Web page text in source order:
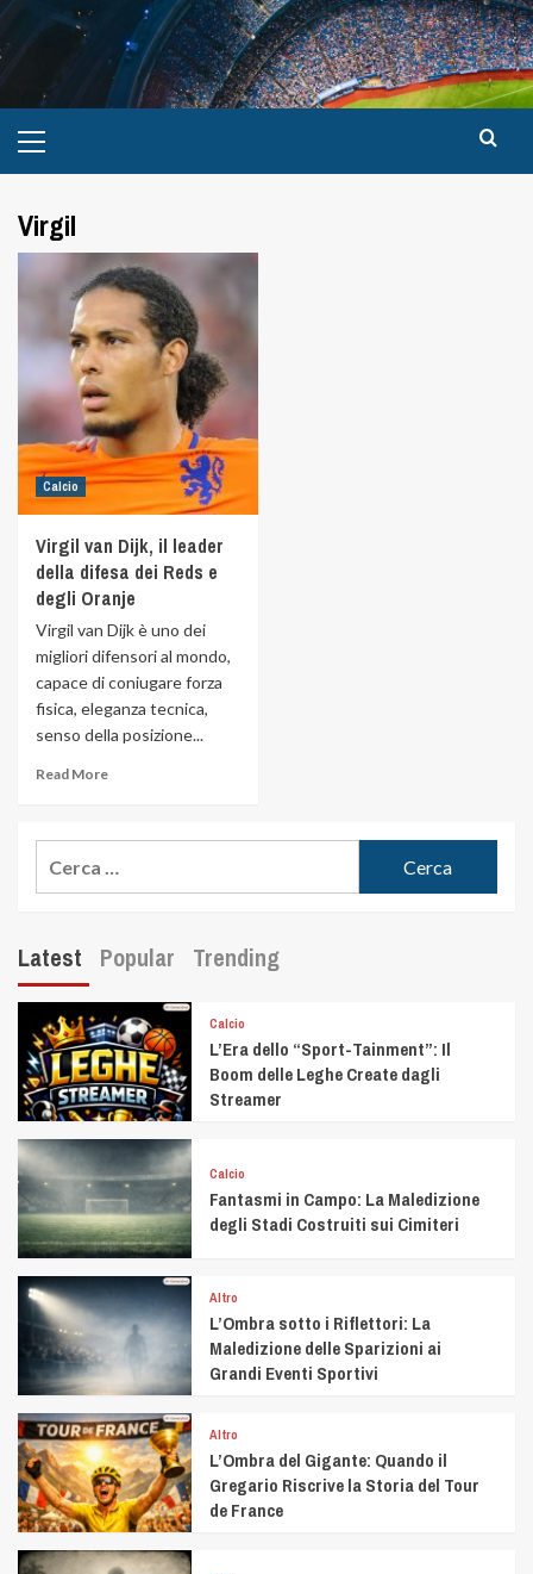
Virgil
Calcio
Virgil van Dijk, il leader
della difesa dei Reds e
degli Oranje
Virgil van Dijk è uno dei
migliori difensori al mondo,
capace di coniugare forza
fisica, eleganza tecnica,
senso della posizione...
Read More
Latest Popular Trending
Calcio
L’Era dello “Sport-Tainment”: Il
Boom delle Leghe Create dagli
Streamer
Calcio
Fantasmi in Campo: La Maledizione
degli Stadi Costruiti sui Cimiteri
Altro
L’Ombra sotto i Riflettori: La
Maledizione delle Sparizioni ai
Grandi Eventi Sportivi
Altro
L’Ombra del Gigante: Quando il
Gregario Riscrive la Storia del Tour
de France